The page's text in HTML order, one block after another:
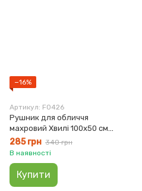
−16%
Артикул: F0426
Рушник для обличчя
махровий Хвилі 100х50 см
темно-сірий
285 грн 340 грн
В наявності
Купити